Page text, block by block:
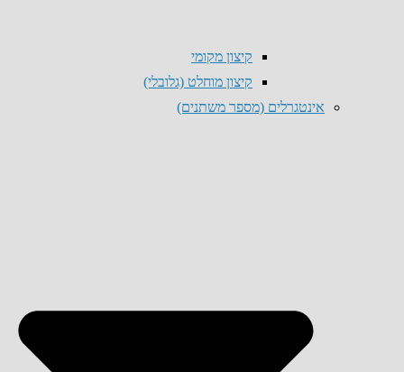
קיצון מקומי
קיצון מוחלט (גלובלי)
אינטגרלים (מספר משתנים)